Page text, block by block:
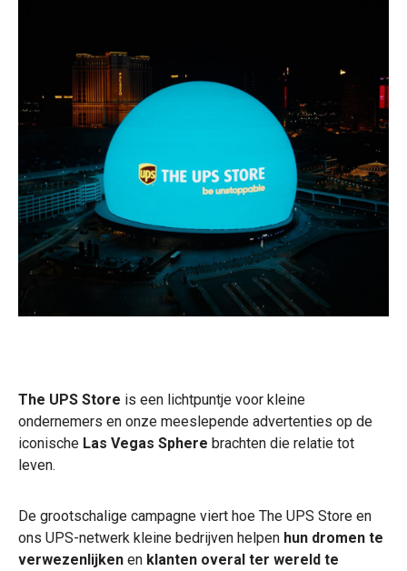
The UPS Store is een lichtpuntje voor kleine
ondernemers en onze meeslepende advertenties op de
iconische Las Vegas Sphere brachten die relatie tot
leven.
De grootschalige campagne viert hoe The UPS Store en
ons UPS-netwerk kleine bedrijven helpen hun dromen te
verwezenlijken en klanten overal ter wereld te